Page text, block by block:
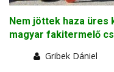
Nem jöttek haza üres
magyar fakitermelő
Gribek Dániel